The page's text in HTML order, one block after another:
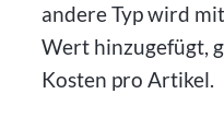
andere Typ wird
Wert hinzugefügt,
Kosten pro Artikel.